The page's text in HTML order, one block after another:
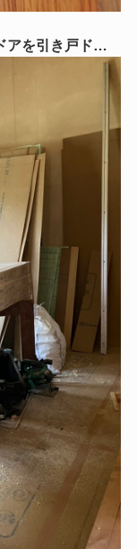
アを引き戸ドア
プ😊🏡